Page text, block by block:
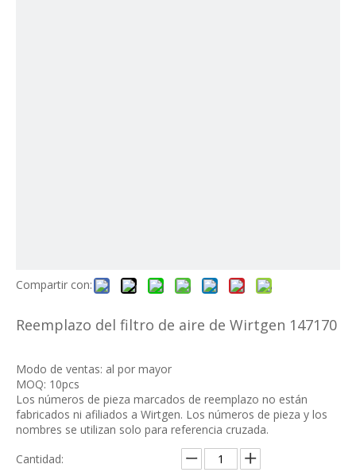
Compartir con:
Reemplazo del filtro de aire de Wirtgen 147170
Modo de ventas: al por mayor
MOQ: 10pcs
Los números de pieza marcados de reemplazo no están
fabricados ni afiliados a Wirtgen. Los números de pieza y los
nombres se utilizan solo para referencia cruzada.
Cantidad: